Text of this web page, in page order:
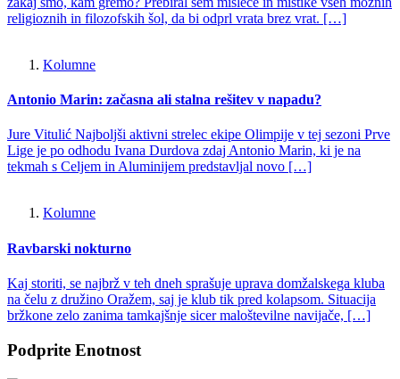
religioznih in filozofskih šol, da bi odprl vrata brez vrat. […]
Kolumne
Antonio Marin: začasna ali stalna rešitev v napadu?
Jure Vitulić Najboljši aktivni strelec ekipe Olimpije v tej sezoni Prve
Lige je po odhodu Ivana Durdova zdaj Antonio Marin, ki je na
tekmah s Celjem in Aluminijem predstavljal novo […]
Kolumne
Ravbarski nokturno
Kaj storiti, se najbrž v teh dneh sprašuje uprava domžalskega kluba
na čelu z družino Oražem, saj je klub tik pred kolapsom. Situacija
bržkone zelo zanima tamkajšnje sicer maloštevilne navijače, […]
Podprite Enotnost